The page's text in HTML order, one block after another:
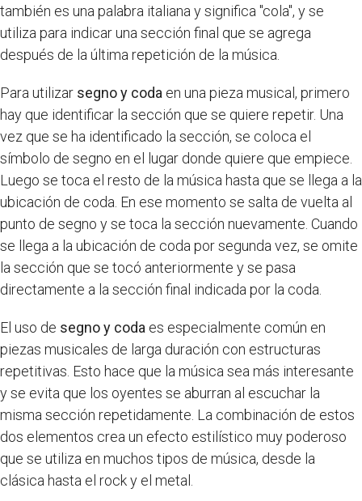
también es una palabra italiana y significa "cola", y se
utiliza para indicar una sección final que se agrega
después de la última repetición de la música.
Para utilizar segno y coda en una pieza musical, primero
hay que identificar la sección que se quiere repetir. Una
vez que se ha identificado la sección, se coloca el
símbolo de segno en el lugar donde quiere que empiece.
Luego se toca el resto de la música hasta que se llega a la
ubicación de coda. En ese momento se salta de vuelta al
punto de segno y se toca la sección nuevamente. Cuando
se llega a la ubicación de coda por segunda vez, se omite
la sección que se tocó anteriormente y se pasa
directamente a la sección final indicada por la coda.
El uso de segno y coda es especialmente común en
piezas musicales de larga duración con estructuras
repetitivas. Esto hace que la música sea más interesante
y se evita que los oyentes se aburran al escuchar la
misma sección repetidamente. La combinación de estos
dos elementos crea un efecto estilístico muy poderoso
que se utiliza en muchos tipos de música, desde la
clásica hasta el rock y el metal.